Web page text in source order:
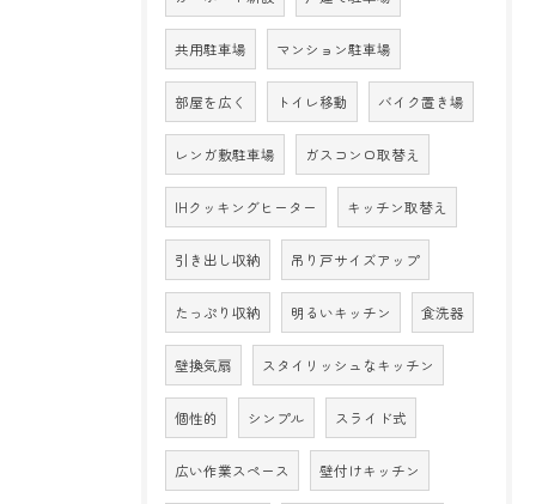
共用駐車場 マンション駐車場
部屋を広く トイレ移動 バイク置き場
レンガ敷駐車場 ガスコンロ取替え
IHクッキングヒーター キッチン取替え
引き出し収納 吊り戸サイズアップ
たっぷり収納 明るいキッチン 食洗器
壁換気扇 スタイリッシュなキッチン
個性的 シンプル スライド式
広い作業スペース 壁付けキッチン